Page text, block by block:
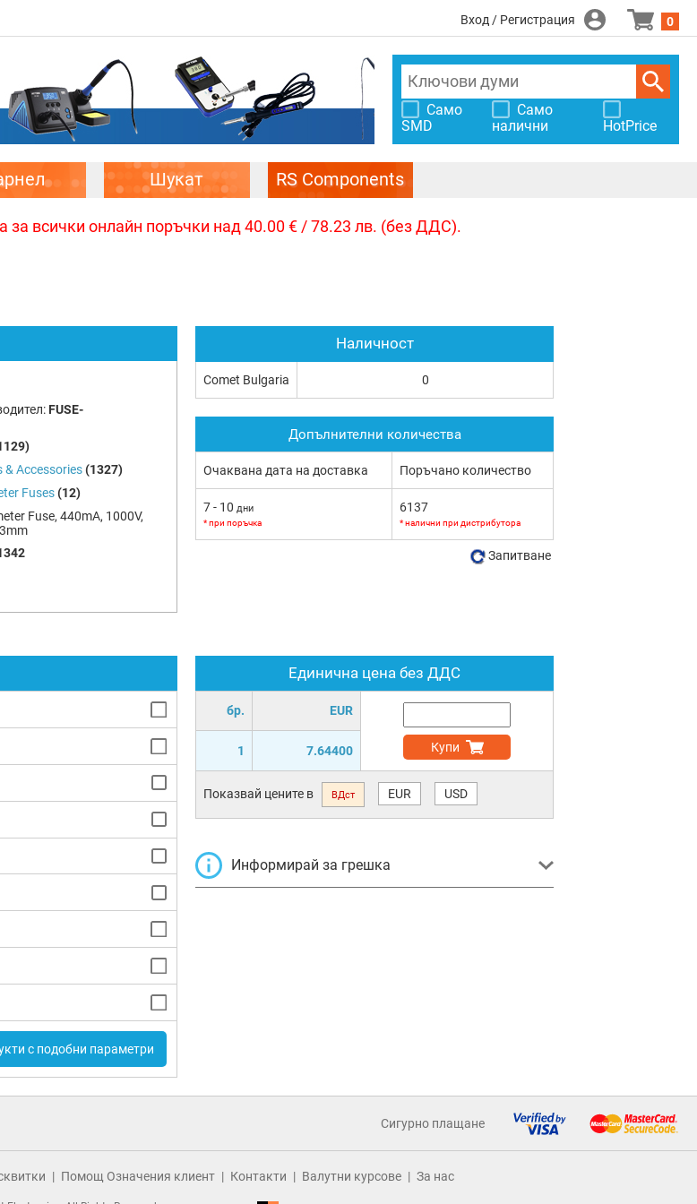
Вход / Регистрация 0
Само
SMD
Само
налични
HotPrice
Шукат RS Components
за всички онлайн поръчки над 40.00 € / 78.23 лв. (без ДДС).
FUSE-
& Accessories (1327)
Fuses (12)
Fuse, 440mA, 1000V,
с подобни параметри
Единична цена без ДДС
бр. EUR
1 7.64400 Купи
Показвай цените в ВДст EUR USD
Информирай за грешка
Наличност
Comet Bulgaria 0
Допълнителни количества
Очаквана дата на доставка Поръчано количество
7 - 10 дни
* при поръчка
6137
* налични при дистрибутора
Запитване
Сигурно плащане
Помощ Означения клиент Контакти Валутни курсове За нас